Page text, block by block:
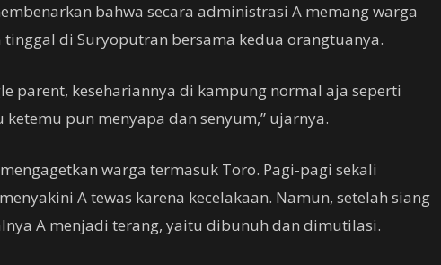
bahwa secara administrasi A memang warga
di Suryoputran bersama kedua orangtuanya.
parent, kesehariannya di kampung normal aja seperti
pun menyapa dan senyum,” ujarnya.
warga termasuk Toro. Pagi-pagi sekali
A tewas karena kecelakaan. Namun, setelah siang
A menjadi terang, yaitu dibunuh dan dimutilasi.